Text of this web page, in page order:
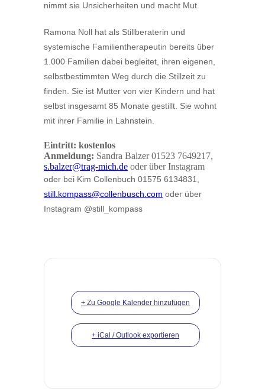
nimmt sie Unsicherheiten und macht Mut.
Ramona Noll hat als Stillberaterin und
systemische Familientherapeutin bereits über
1.000 Familien dabei begleitet, ihren eigenen,
selbstbestimmten Weg durch die Stillzeit zu
finden. Sie ist Mutter von vier Kindern und hat
selbst insgesamt 85 Monate gestillt. Sie wohnt
mit ihrer Familie in Lahnstein.
Eintritt: kostenlos
Anmeldung: Sandra Balzer 01523 7649217,
s.balzer@trag-mich.de oder über Instagram
oder bei Kim Collenbuch 01575 6134831,
still.kompass@collenbusch.com oder über
Instagram @still_kompass
+ Zu Google Kalender hinzufügen
+ iCal / Outlook exportieren